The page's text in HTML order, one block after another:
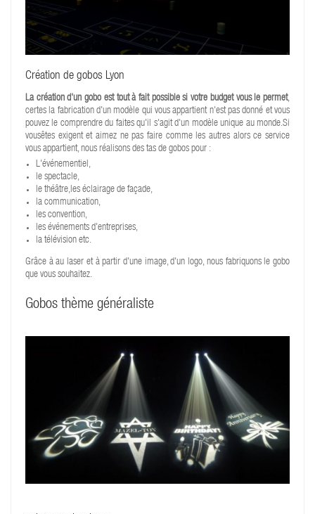
Création de gobos Lyon
La création d'un gobo est tout à fait possible si votre budget vous le permet,
certes la fabrication d'un modèle qui vous appartient n'est pas donné et vous
pouvez le comprendre du faites qu'il s'agit d'un modèle unique au monde.Si
vousêtes exigent et aimez ne pas faire comme les autres alors ce service
vous appartient, nous réalisons des tas de gobos pour :
L'événementiel,
le spectacle,
le théâtre,les éclairage de façade,
la communication,
les convention,
les événements d'entreprises,
la télévision etc.
Grâce à au laser et à partir d'une image, d'un logo, nous fabriquons le gobo
que vous souhaitez.
Gobos thème généraliste